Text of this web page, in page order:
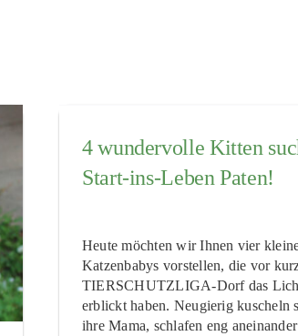
4 wundervolle Kitten
Start-ins-Leben Paten!
Heute möchten wir Ihnen vier
Katzenbabys vorstellen, die vor
TIERSCHUTZLIGA-Dorf das
erblickt haben. Neugierig kuscheln
ihre Mama, schlafen eng